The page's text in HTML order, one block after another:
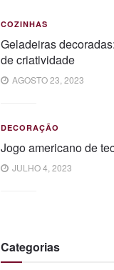
COZINHAS
Geladeiras
de criatividade
AGOSTO 23, 2023
DECORAÇÃO
Jogo americano de
JULHO 4, 2023
Categorias